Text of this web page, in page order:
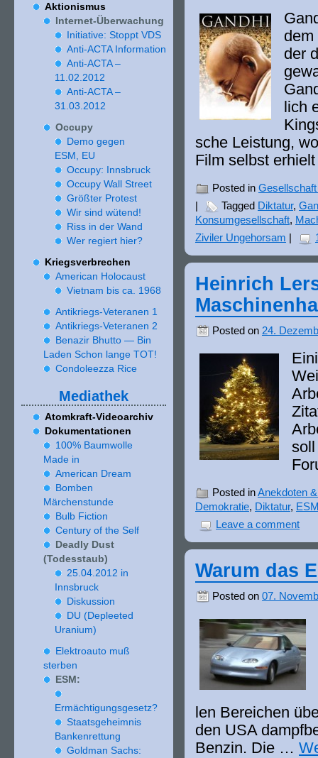
der
lich
sche Leistung,
Film selbst
Posted in
Tagged Diktatur,
Konsumgesellschaft,
Ziviler Ungehorsam
Heinrich
Posted on 24.
Posted inAnekdoten
Demokratie, Diktatur,
Leave a comment
Warum das
Posted on 07.
len Bereichen
den USA
Benzin. Die …
Aktionismus
Internet-Überwachung
In­itia­tive: Stoppt VDS
Anti-ACTA Information
Anti-ACTA –
11 02 2012
Anti-ACTA –
31 03 2012
Occupy
Demo gegen
ESM, EU
Occupy: Innsbruck
Occupy Wall Street
Größter Protest
Wir sind wütend!
Riss in der Wand
Wer regiert hier?
Kriegsverbrechen
American Holocaust
Vietnam bis ca. 1968
Antikriegs-Veteranen 1
Antikriegs-Veteranen 2
Benazir Bhutto — Bin
Laden Schon lange TOT!
Condoleezza Rice
Mediathek
Atomkraft-Videoarchiv
Dokumentationen
100% Baumwolle
Made in
American Dream
Bomben
Märchenstunde
Bulb Fiction
Century of the Self
Deadly Dust
(Todesstaub)
25. 04. 2012 in
Innsbruck
Diskussion
DU (Depleeted
Uranium)
Elektroauto muß
sterben
ESM:
Ermächtigungsgesetz?
Staatsgeheimnis
Bankenrettung
Goldman Sachs: